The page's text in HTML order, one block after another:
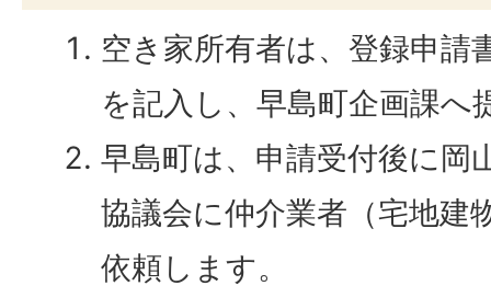
空き家所有者は、登録申請
を記入し、早島町企画課へ
早島町は、申請受付後に岡
協議会に仲介業者（宅地建
依頼します。